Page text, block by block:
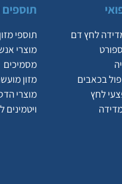
לחץ דם
בכאבים
לחץ
תוספים
תוספי
מוצרי
מסמיכים
מזון
מוצרי
ויטמינים